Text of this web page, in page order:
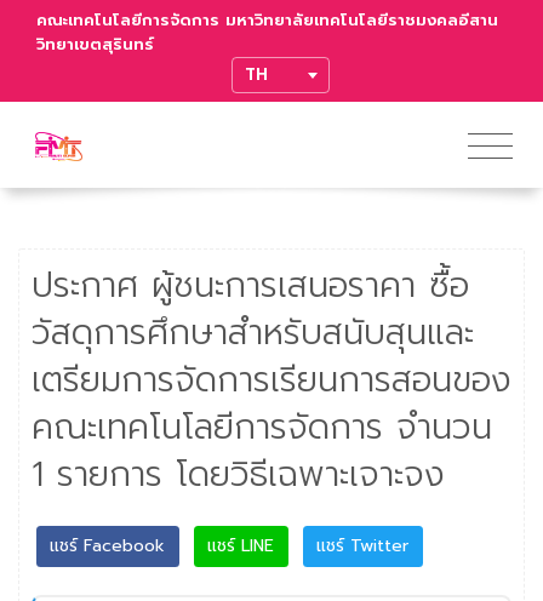
คณะเทคโนโลยีการจัดการ มหาวิทยาลัยเทคโนโลยีราชมงคลอีสาน
วิทยาเขตสุรินทร์
TRANSLATE
ประกาศ ผู้ชนะการเสนอราคา ซื้อ
วัสดุการศึกษาสำหรับสนับสุนและ
เตรียมการจัดการเรียนการสอนของ
คณะเทคโนโลยีการจัดการ จำนวน
1 รายการ โดยวิธีเฉพาะเจาะจง
แชร์ Facebook แชร์ LINE แชร์ Twitter